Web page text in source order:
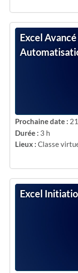
Excel
Prochaine date :
Durée : 3 h
Lieux : Classe
Excel